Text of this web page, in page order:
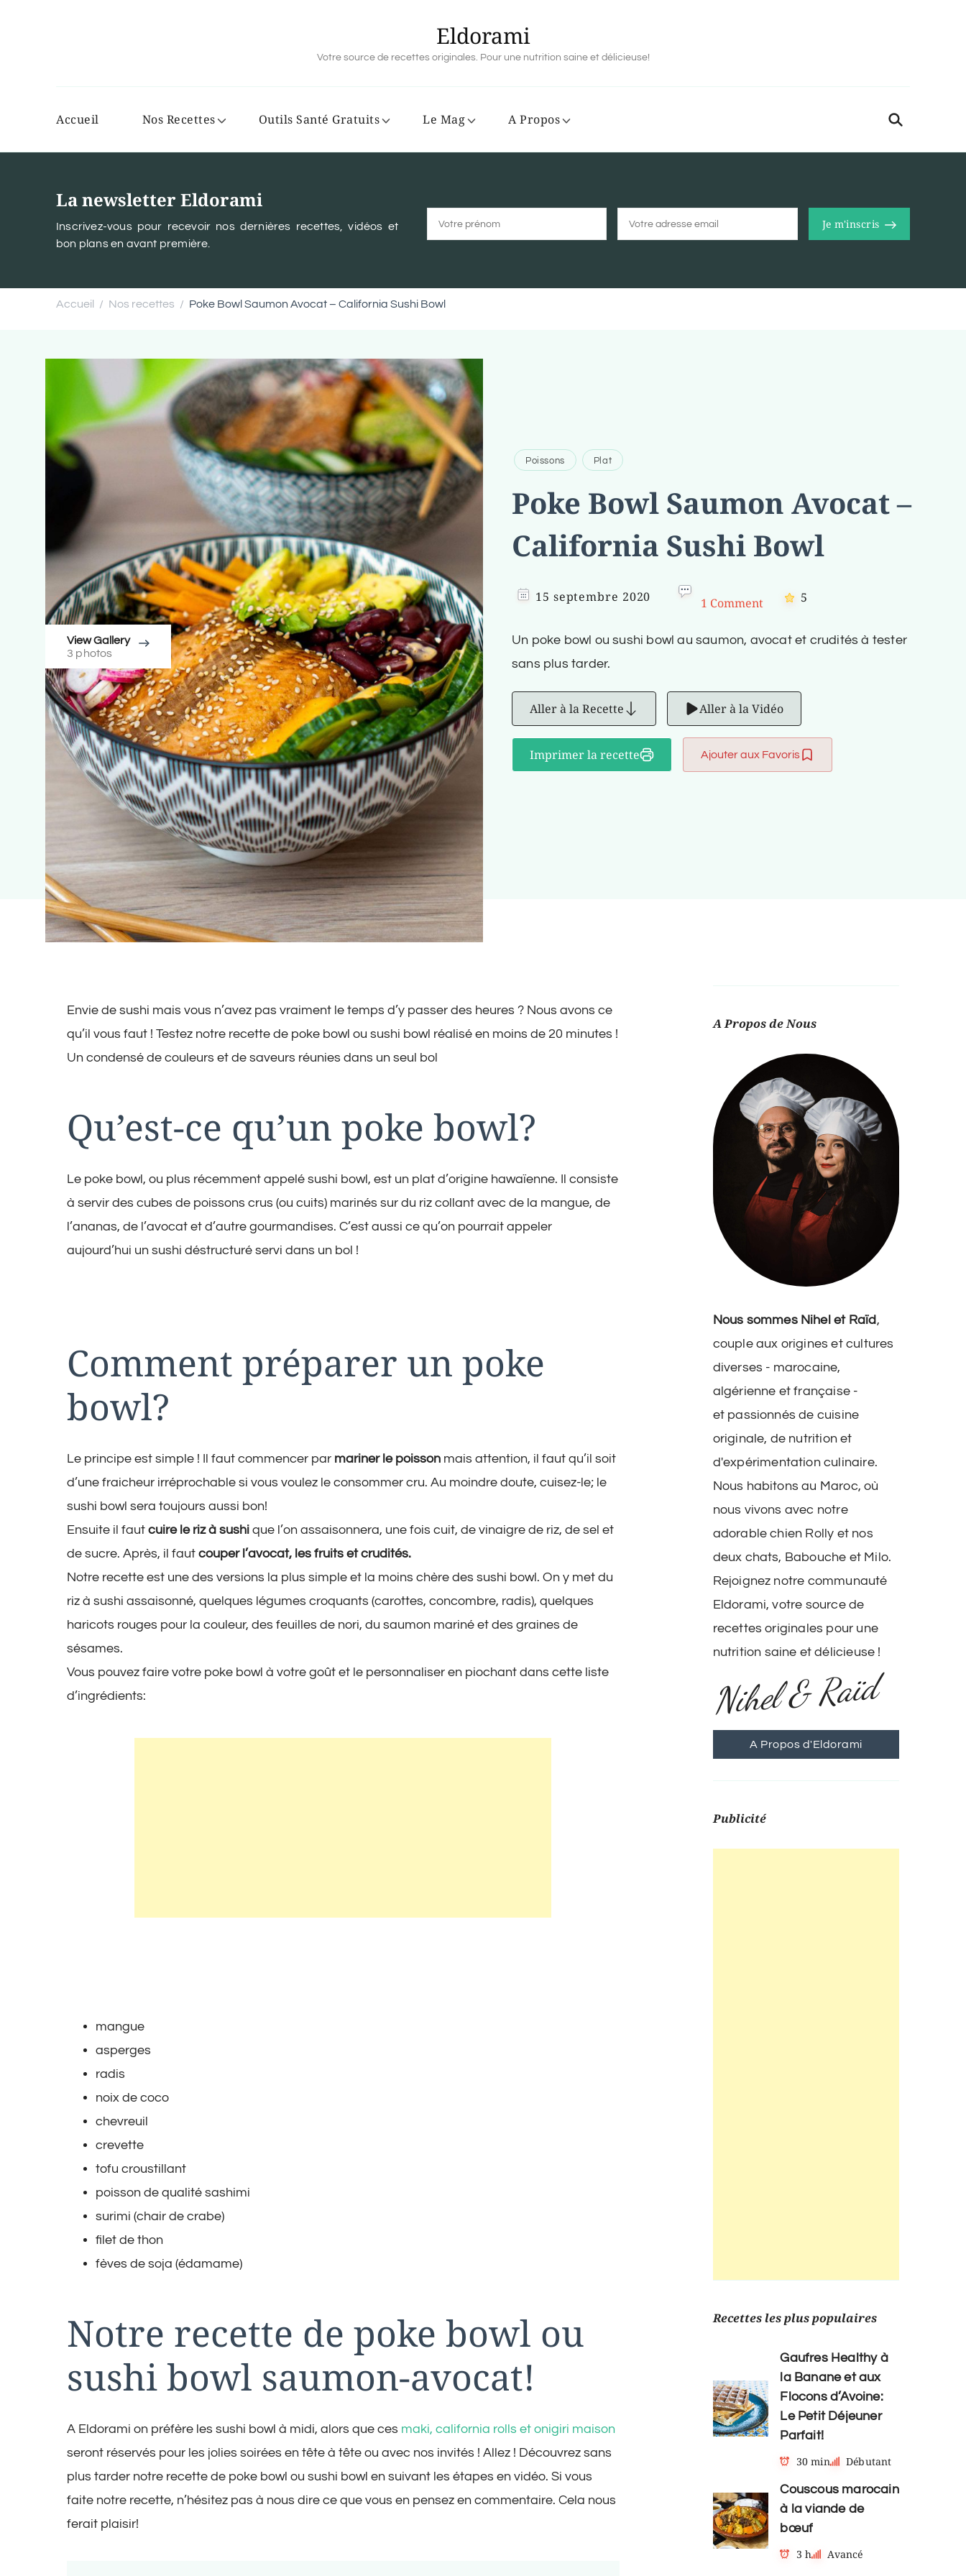
Eldorami
Votre source de recettes originales. Pour une nutrition saine et délicieuse!
Accueil Nos Recettes Outils Santé Gratuits Le Mag A Propos
La newsletter Eldorami
Inscrivez-vous pour recevoir nos dernières recettes, vidéos et
bon plans en avant première.
Je m'inscris
Accueil / Nos recettes / Poke Bowl Saumon Avocat – California Sushi Bowl
Poissons Plat
Poke Bowl Saumon Avocat –
California Sushi Bowl
15 septembre 2020 1 Comment 5
Un poke bowl ou sushi bowl au saumon, avocat et crudités à tester
sans plus tarder.
Aller à la Recette Aller à la Vidéo
Imprimer la recette Ajouter aux Favoris
View Gallery
3 photos
Envie de sushi mais vous n’avez pas vraiment le temps d’y passer des heures ? Nous avons ce
qu’il vous faut ! Testez notre recette de poke bowl ou sushi bowl réalisé en moins de 20 minutes !
Un condensé de couleurs et de saveurs réunies dans un seul bol
Qu’est-ce qu’un poke bowl?
Le poke bowl, ou plus récemment appelé sushi bowl, est un plat d’origine hawaïenne. Il consiste
à servir des cubes de poissons crus (ou cuits) marinés sur du riz collant avec de la mangue, de
l’ananas, de l’avocat et d’autre gourmandises. C’est aussi ce qu’on pourrait appeler
aujourd’hui un sushi déstructuré servi dans un bol !
Comment préparer un poke
bowl?
Le principe est simple ! Il faut commencer par mariner le poisson mais attention, il faut qu’il soit
d’une fraicheur irréprochable si vous voulez le consommer cru. Au moindre doute, cuisez-le; le
sushi bowl sera toujours aussi bon!
Ensuite il faut cuire le riz à sushi que l’on assaisonnera, une fois cuit, de vinaigre de riz, de sel et
de sucre. Après, il faut couper l’avocat, les fruits et crudités.
Notre recette est une des versions la plus simple et la moins chère des sushi bowl. On y met du
riz à sushi assaisonné, quelques légumes croquants (carottes, concombre, radis), quelques
haricots rouges pour la couleur, des feuilles de nori, du saumon mariné et des graines de
sésames.
Vous pouvez faire votre poke bowl à votre goût et le personnaliser en piochant dans cette liste
d’ingrédients:
mangue
asperges
radis
noix de coco
chevreuil
crevette
tofu croustillant
poisson de qualité sashimi
surimi (chair de crabe)
filet de thon
fèves de soja (édamame)
Notre recette de poke bowl ou
sushi bowl saumon-avocat!
A Eldorami on préfère les sushi bowl à midi, alors que ces maki, california rolls et onigiri maison
seront réservés pour les jolies soirées en tête à tête ou avec nos invités ! Allez ! Découvrez sans
plus tarder notre recette de poke bowl ou sushi bowl en suivant les étapes en vidéo. Si vous
faite notre recette, n’hésitez pas à nous dire ce que vous en pensez en commentaire. Cela nous
ferait plaisir!
A Propos de Nous
Nous sommes Nihel et Raïd,
couple aux origines et cultures
diverses - marocaine,
algérienne et française -
et passionnés de cuisine
originale, de nutrition et
d'expérimentation culinaire.
Nous habitons au Maroc, où
nous vivons avec notre
adorable chien Rolly et nos
deux chats, Babouche et Milo.
Rejoignez notre communauté
Eldorami, votre source de
recettes originales pour une
nutrition saine et délicieuse !
Nihel & Raïd
A Propos d'Eldorami
Publicité
Recettes les plus populaires
Gaufres Healthy à
la Banane et aux
Flocons d’Avoine:
Le Petit Déjeuner
Parfait!
30 min
Débutant
Couscous marocain
à la viande de
bœuf
3 h
Avancé